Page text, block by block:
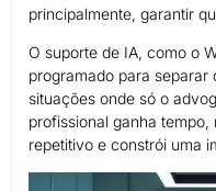
principalmente, garantir
O suporte de IA, como o
programado para
situações onde só o
profissional ganha
repetitivo e constrói uma